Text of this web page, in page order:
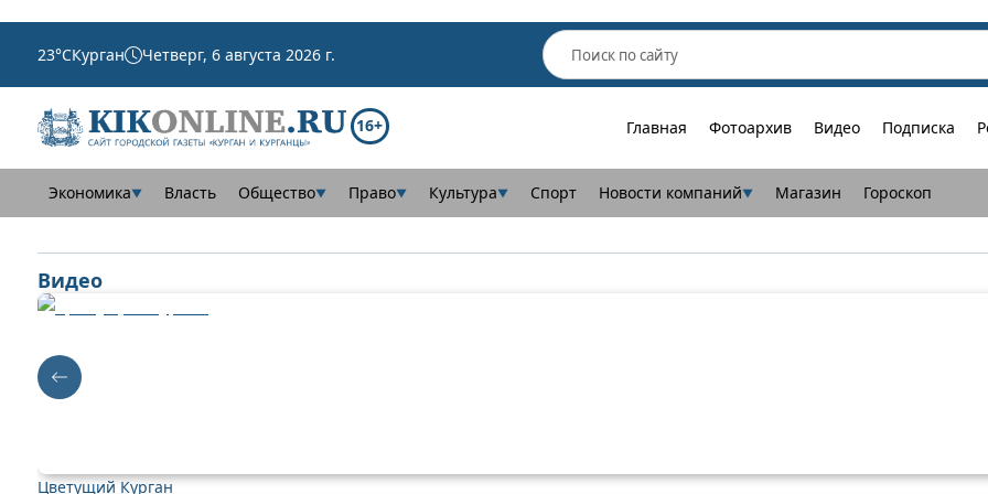
23°CКурган Четверг, 6 августа 2026 г.
16+ Главная Фотоархив Видео Подписка
Экономика▼ Власть Общество▼ Право▼ Культура▼ Спорт Новости компаний▼ Магазин Гороскоп
Видео
Цветущий Курган